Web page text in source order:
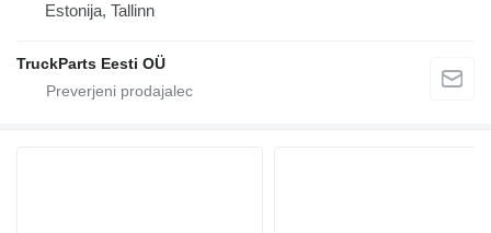
Estonija, Tallinn
TruckParts Eesti OÜ